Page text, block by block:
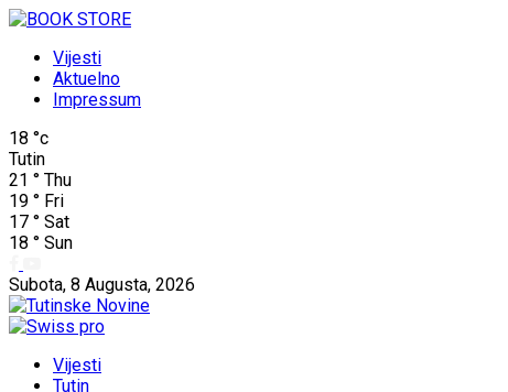
Vijesti
Aktuelno
Impressum
18 °c
Tutin
21 ° Thu
19 ° Fri
17 ° Sat
18 ° Sun
Subota, 8 Augusta, 2026
Vijesti
Tutin